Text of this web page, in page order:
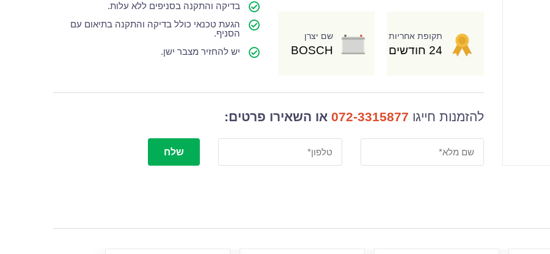
תקופת אחריות
24 חודשים
שם יצרן
BOSCH
בדיקה והתקנה בסניפים ללא עלות.
הגעת טכנאי כולל בדיקה והתקנה בתיאום עם
הסניף.
יש להחזיר מצבר ישן.
להזמנות חייגו 072-3315877 או השאירו פרטים:
שלח